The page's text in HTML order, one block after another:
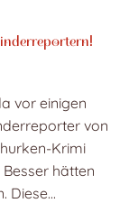
vor einigen
von
Krimi
hätten
Diese...